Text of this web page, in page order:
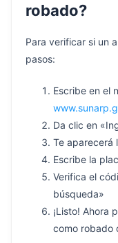
robado?
Para verificar si un
pasos:
Escribe en el
Da clic en
Te aparecerá
Escribe la
Verifica el
búsqueda»
¡Listo! Ahora
como robado